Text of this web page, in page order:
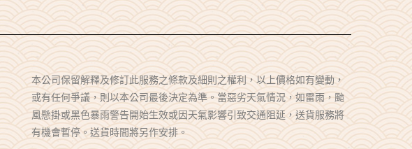
本公司保留解釋及修訂此服務之條款及細則之權利，以上價格如有變動，
或有任何爭議，則以本公司最後決定為準。當惡劣天氣情況，如雷雨，颱
風懸掛或黑色暴雨警告開始生效或因天氣影響引致交通阻延，送貨服務將
有機會暫停。送貨時間將另作安排。